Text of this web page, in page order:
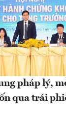
pháp lý,
qua trái